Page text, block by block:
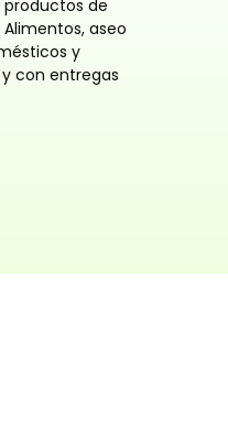
de
aseo
y
con entregas